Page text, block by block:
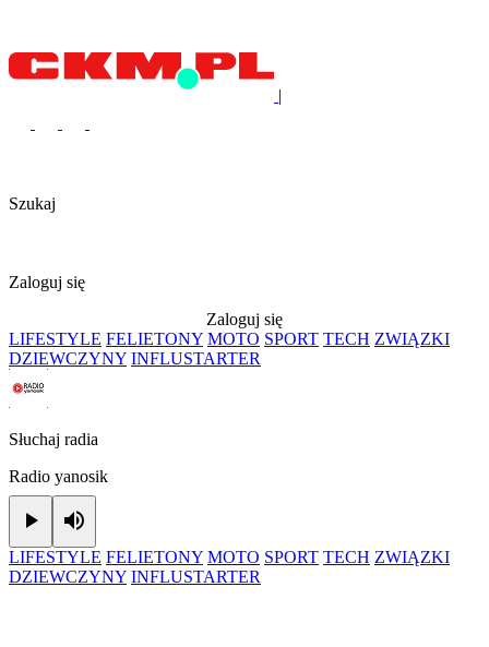
|
Szukaj
Zaloguj się
Zaloguj się
LIFESTYLE FELIETONY MOTO SPORT TECH ZWIĄZKI
DZIEWCZYNY INFLUSTARTER
Słuchaj radia
Radio yanosik
Play
LIFESTYLE FELIETONY MOTO SPORT TECH ZWIĄZKI
DZIEWCZYNY INFLUSTARTER